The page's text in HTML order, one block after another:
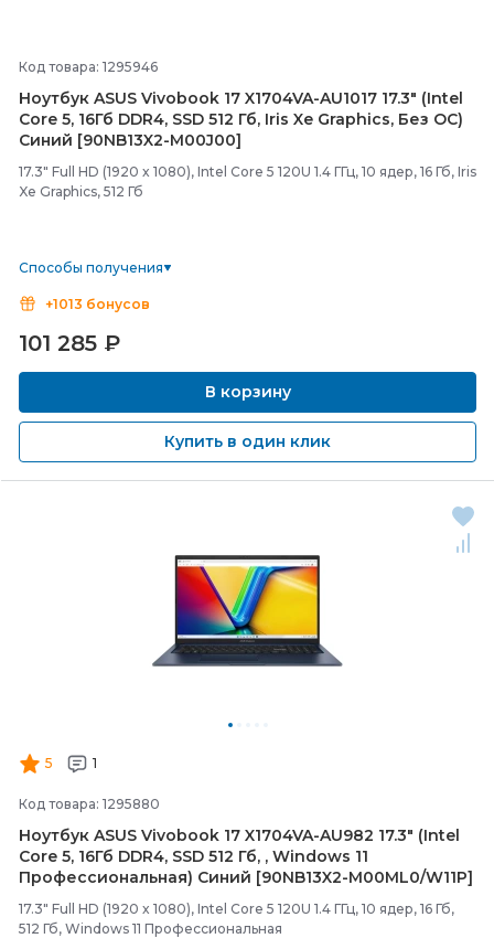
Код товара: 1295946
Ноутбук ASUS Vivobook 17 X1704VA-AU1017 17.3" (Intel
Core 5, 16Гб DDR4, SSD 512 Гб, Iris Xe Graphics, Без ОС)
Синий [90NB13X2-M00J00]
17.3" Full HD (1920 x 1080), Intel Core 5 120U 1.4 ГГц, 10 ядер, 16 Гб, Iris
Xe Graphics, 512 Гб
Способы получения
+1013 бонусов
101 285 ₽
В корзину
Купить в один клик
5 1
Код товара: 1295880
Ноутбук ASUS Vivobook 17 X1704VA-AU982 17.3" (Intel
Core 5, 16Гб DDR4, SSD 512 Гб, , Windows 11
Профессиональная) Синий [90NB13X2-M00ML0/W11P]
17.3" Full HD (1920 x 1080), Intel Core 5 120U 1.4 ГГц, 10 ядер, 16 Гб,
512 Гб, Windows 11 Профессиональная